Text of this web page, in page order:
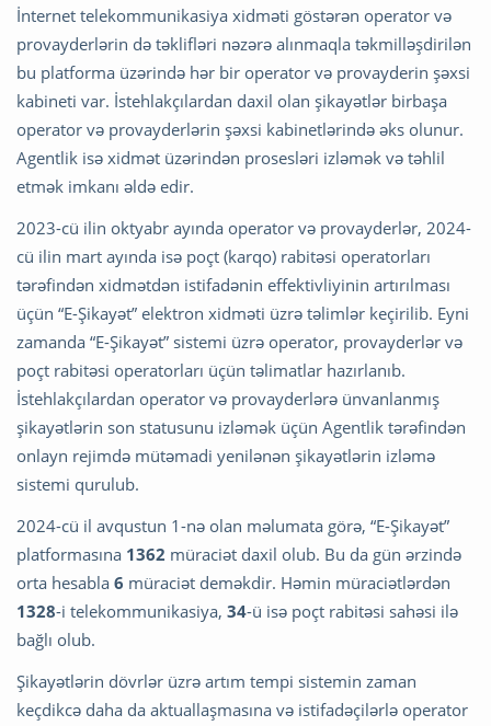
İnternet telekommunikasiya xidməti göstərən operator və
provayderlərin də təklifləri nəzərə alınmaqla təkmilləşdirilən
bu platforma üzərində hər bir operator və provayderin şəxsi
kabineti var. İstehlakçılardan daxil olan şikayətlər birbaşa
operator və provayderlərin şəxsi kabinetlərində əks olunur.
Agentlik isə xidmət üzərindən prosesləri izləmək və təhlil
etmək imkanı əldə edir.
2023-cü ilin oktyabr ayında operator və provayderlər, 2024-
cü ilin mart ayında isə poçt (karqo) rabitəsi operatorları
tərəfindən xidmətdən istifadənin effektivliyinin artırılması
üçün “E-Şikayət” elektron xidməti üzrə təlimlər keçirilib. Eyni
zamanda “E-Şikayət” sistemi üzrə operator, provayderlər və
poçt rabitəsi operatorları üçün təlimatlar hazırlanıb.
İstehlakçılardan operator və provayderlərə ünvanlanmış
şikayətlərin son statusunu izləmək üçün Agentlik tərəfindən
onlayn rejimdə mütəmadi yenilənən şikayətlərin izləmə
sistemi qurulub.
2024-cü il avqustun 1-nə olan məlumata görə, “E-Şikayət”
platformasına 1362 müraciət daxil olub. Bu da gün ərzində
orta hesabla 6 müraciət deməkdir. Həmin müraciətlərdən
1328-i telekommunikasiya, 34-ü isə poçt rabitəsi sahəsi ilə
bağlı olub.
Şikayətlərin dövrlər üzrə artım tempi sistemin zaman
keçdikcə daha da aktuallaşmasına və istifadəçilərlə operator